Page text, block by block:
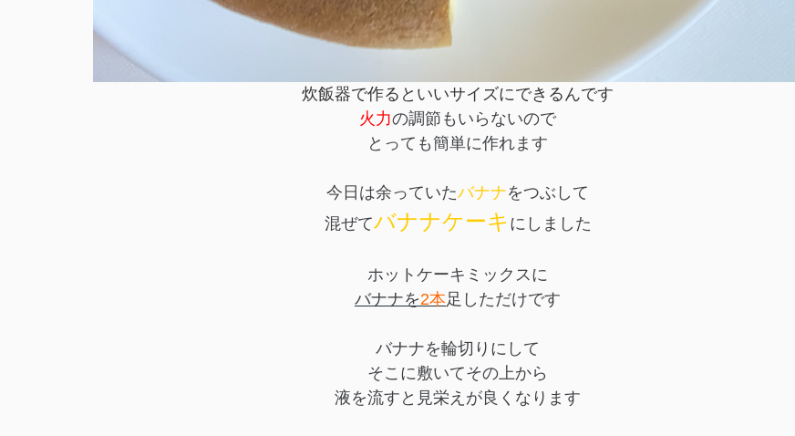
炊飯器で作るといいサイズにできるんです
火力の調節もいらないので
とっても簡単に作れます
今日は余っていたバナナをつぶして
混ぜてバナナケーキ にしました
ホットケーキミックスに
バナナを2本足しただけです
バナナを輪切りにして
そこに敷いてその上から
液を流すと見栄えが良くなります